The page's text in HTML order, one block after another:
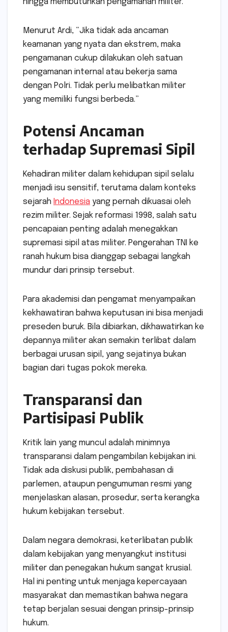
Menurut Ardi, “Jika tidak ada ancaman
keamanan yang nyata dan ekstrem, maka
pengamanan cukup dilakukan oleh satuan
pengamanan internal atau bekerja sama
dengan Polri. Tidak perlu melibatkan militer
yang memiliki fungsi berbeda.”
Potensi Ancaman
terhadap Supremasi Sipil
Kehadiran militer dalam kehidupan sipil selalu
menjadi isu sensitif, terutama dalam konteks
sejarah Indonesia yang pernah dikuasai oleh
rezim militer. Sejak reformasi 1998, salah satu
pencapaian penting adalah menegakkan
supremasi sipil atas militer. Pengerahan TNI ke
ranah hukum bisa dianggap sebagai langkah
mundur dari prinsip tersebut.
Para akademisi dan pengamat menyampaikan
kekhawatiran bahwa keputusan ini bisa menjadi
preseden buruk. Bila dibiarkan, dikhawatirkan ke
depannya militer akan semakin terlibat dalam
berbagai urusan sipil, yang sejatinya bukan
bagian dari tugas pokok mereka.
Transparansi dan
Partisipasi Publik
Kritik lain yang muncul adalah minimnya
transparansi dalam pengambilan kebijakan ini.
Tidak ada diskusi publik, pembahasan di
parlemen, ataupun pengumuman resmi yang
menjelaskan alasan, prosedur, serta kerangka
hukum kebijakan tersebut.
Dalam negara demokrasi, keterlibatan publik
dalam kebijakan yang menyangkut institusi
militer dan penegakan hukum sangat krusial.
Hal ini penting untuk menjaga kepercayaan
masyarakat dan memastikan bahwa negara
tetap berjalan sesuai dengan prinsip-prinsip
hukum.